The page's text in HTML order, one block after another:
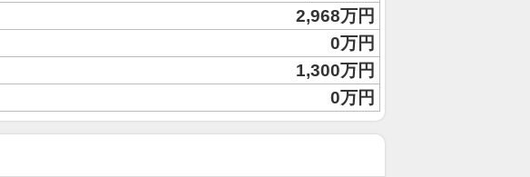
2,968万円
0万円
1,300万円
0万円